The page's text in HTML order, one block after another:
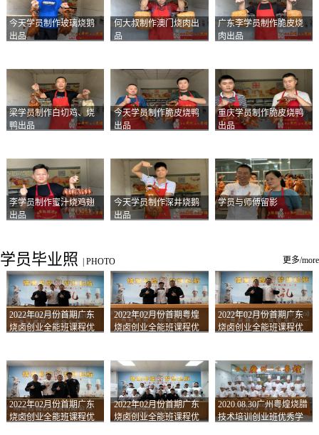
今天学员制作玻璃烧鹅
出品
何大叔制作澳门烧肉出
品
广东李学员制作脆皮烧
肉出品
梁学员制作白切鸡、烧
鸭出品
今天学员制作脆皮烧鸭
出品
重庆学员制作脆皮烧鸭
出品
李学员制作蜜汁烧鸡翅
出品
今天学员制作深井烧鹅
出品
学员与师傅留影
学员毕业照 PHOTO 更多/more
2022年02月份首期广东
烧卤创业全能班课程优
2022年02月份首期粤煌
烧卤创业全能班课程优
2022年02月份首期广东
烧卤创业全能班课程优
2022年02月份首期广东
烧卤创业全能班课程优
2022年02月份首期广东
烧卤创业全能班课程优
2020.08.30广州粤煌烧腊
技术培训创业班优秀学